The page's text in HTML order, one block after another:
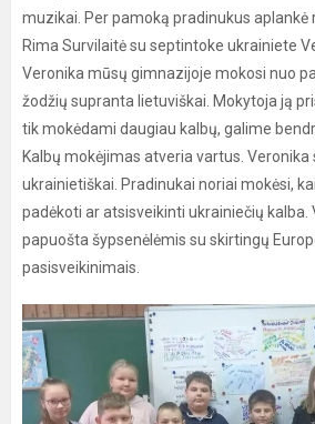
muzikai. Per pamoką pradinukus aplankė
Rima Survilaitė su septintoke ukrainiete
Veronika mūsų gimnazijoje mokosi nuo
žodžių supranta lietuviškai. Mokytoja ją
tik mokėdami daugiau kalbų, galime
Kalbų mokėjimas atveria vartus. Veronika
ukrainietiškai. Pradinukai noriai mokėsi,
padėkoti ar atsisveikinti ukrainiečių kalba.
papuošta šypsenėlėmis su skirtingų
pasisveikinimais.